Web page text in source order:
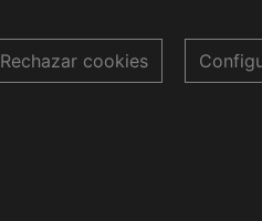
Rechazar cookies